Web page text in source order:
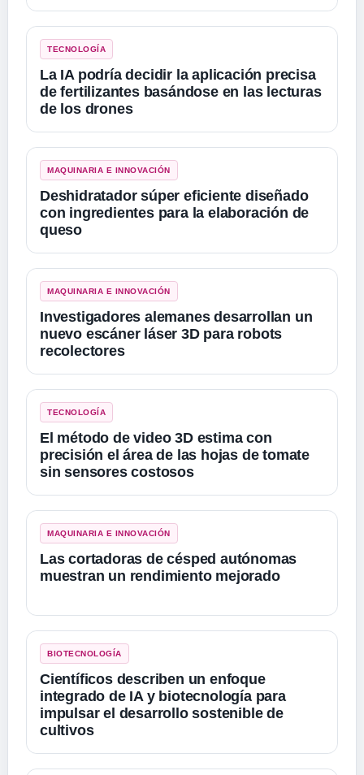
TECNOLOGÍA
La IA podría decidir la aplicación precisa
de fertilizantes basándose en las lecturas
de los drones
MAQUINARIA E INNOVACIÓN
Deshidratador súper eficiente diseñado
con ingredientes para la elaboración de
queso
MAQUINARIA E INNOVACIÓN
Investigadores alemanes desarrollan un
nuevo escáner láser 3D para robots
recolectores
TECNOLOGÍA
El método de video 3D estima con
precisión el área de las hojas de tomate
sin sensores costosos
MAQUINARIA E INNOVACIÓN
Las cortadoras de césped autónomas
muestran un rendimiento mejorado
BIOTECNOLOGÍA
Científicos describen un enfoque
integrado de IA y biotecnología para
impulsar el desarrollo sostenible de
cultivos